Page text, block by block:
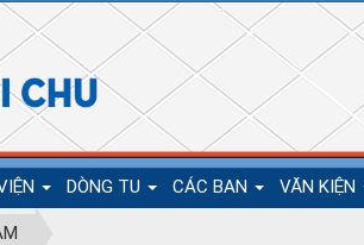
DÒNG TU CÁC BAN VĂN KIỆN